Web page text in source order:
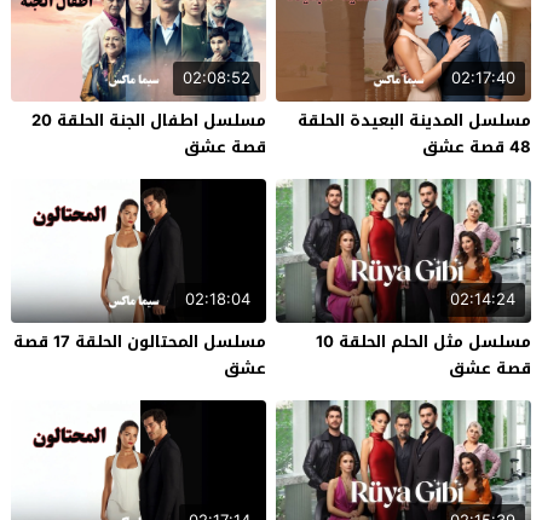
02:17:40
مسلسل المدينة البعيدة الحلقة
48 قصة عشق
02:08:52
مسلسل اطفال الجنة الحلقة 20
قصة عشق
02:14:24
مسلسل مثل الحلم الحلقة 10
قصة عشق
02:18:04
مسلسل المحتالون الحلقة 17 قصة
عشق